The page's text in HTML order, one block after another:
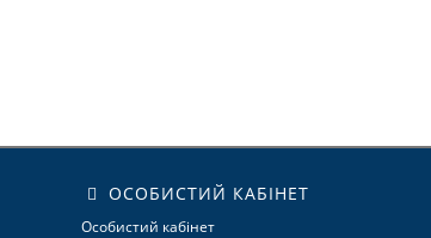
ОСОБИСТИЙ КАБІНЕТ
Особистий кабінет